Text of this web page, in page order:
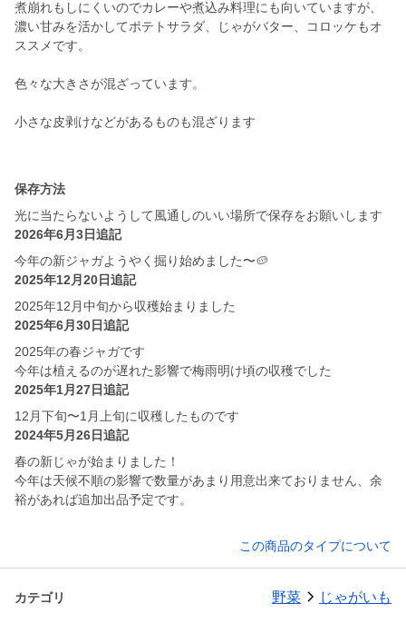
煮崩れもしにくいのでカレーや煮込み料理にも向いていますが、
濃い甘みを活かしてポテトサラダ、じゃがバター、コロッケもオ
ススメです。
色々な大きさが混ざっています。
小さな皮剥けなどがあるものも混ざります
保存方法
光に当たらないようして風通しのいい場所で保存をお願いします
2026年6月3日追記
今年の新ジャガようやく掘り始めました〜🥔
2025年12月20日追記
2025年12月中旬から収穫始まりました
2025年6月30日追記
2025年の春ジャガです
今年は植えるのが遅れた影響で梅雨明け頃の収穫でした
2025年1月27日追記
12月下旬〜1月上旬に収穫したものです
2024年5月26日追記
春の新じゃが始まりました！
今年は天候不順の影響で数量があまり用意出来ておりません、余
裕があれば追加出品予定です。
この商品のタイプについて
カテゴリ 野菜 じゃがいも